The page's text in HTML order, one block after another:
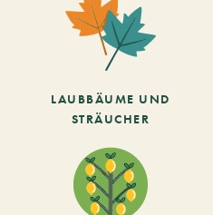
LAUBBÄUME UND
STRÄUCHER